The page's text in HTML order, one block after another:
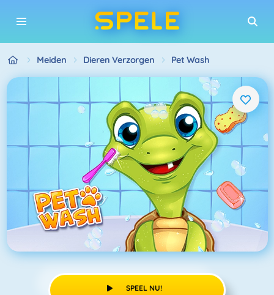
Meiden Dieren Verzorgen Pet Wash
SPEEL NU!